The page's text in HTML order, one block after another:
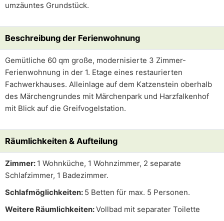
umzäuntes Grundstück.
Beschreibung der Ferienwohnung
Gemütliche 60 qm große, modernisierte 3 Zimmer-
Ferienwohnung in der 1. Etage eines restaurierten
Fachwerkhauses. Alleinlage auf dem Katzenstein oberhalb
des Märchengrundes mit Märchenpark und Harzfalkenhof
mit Blick auf die Greifvogelstation.
Räumlichkeiten & Aufteilung
Zimmer: 1 Wohnküche, 1 Wohnzimmer, 2 separate
Schlafzimmer, 1 Badezimmer.
Schlafmöglichkeiten: 5 Betten für max. 5 Personen.
Weitere Räumlichkeiten:Vollbad mit separater Toilette